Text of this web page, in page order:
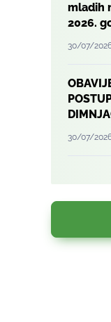
mladih
2026.
30/07/
30/07/